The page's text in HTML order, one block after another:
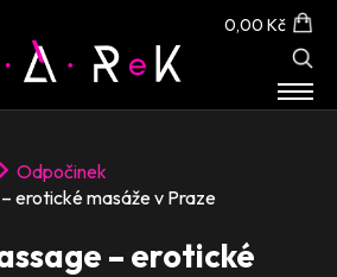
0,00 Kč
Odpočinek
erotické masáže v Praze
– erotické